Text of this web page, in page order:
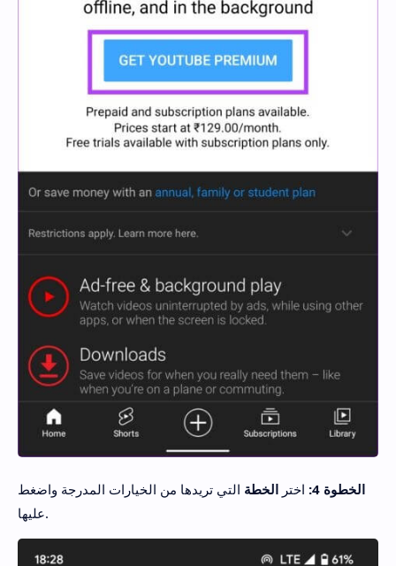
الخطوة 4: اختر الخطة التي تريدها من الخيارات المدرجة واضغط
عليها.